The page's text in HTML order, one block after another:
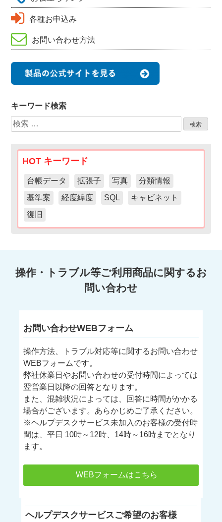
各種お申込み
お問い合わせ方法
キーワード検索
検
索:
HOT キーワード
台帳データ 拡張子 写真
分類情報
基準案
経度緯度 SQL
キャビネット
復旧
操作・トラブル等ご利用商品に関するお
問い合わせ
お問い合わせWEBフォーム
操作方法、トラブル対応等に関するお問い合わせ
WEBフォームです。
弊社休業日やお問い合わせの受付時間によっては
翌営業日以降の回答となります。
また、混雑状況によっては、回答に時間がかかる
場合がございます。あらかじめご了承ください。
※ヘルプデスクサービス未加入のお客様の受付時
間は、平日 10時～12時、14時～16時までとなり
ます。
WEBフォームはこちら
ヘルプデスクサービスご希望のお客様